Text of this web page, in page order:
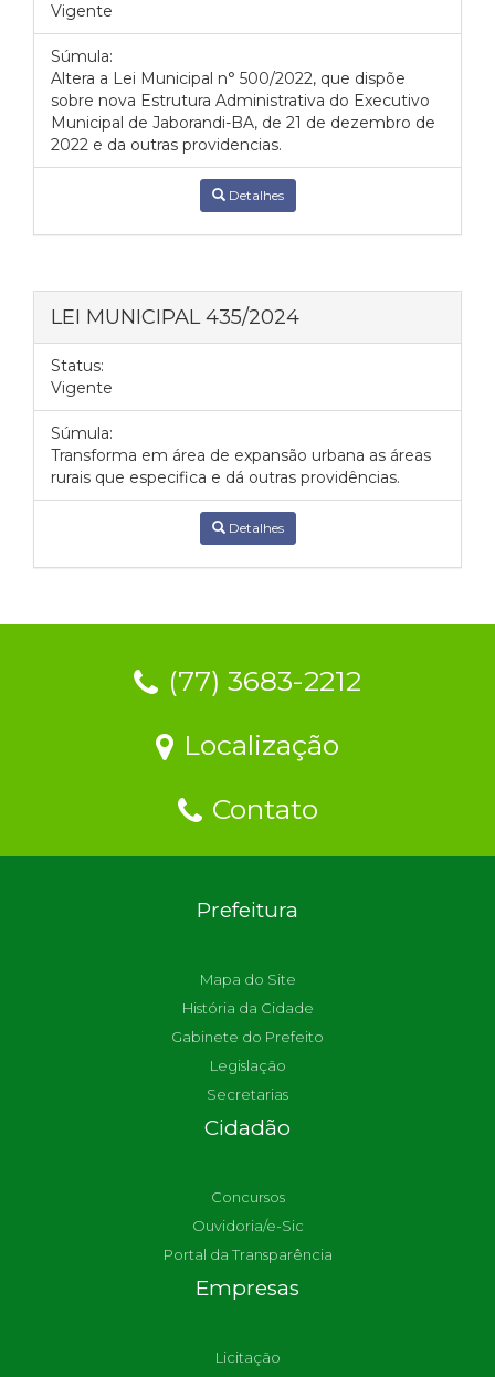
Vigente
Súmula:
Altera a Lei Municipal n° 500/2022, que dispõe
sobre nova Estrutura Administrativa do Executivo
Municipal de Jaborandi-BA, de 21 de dezembro de
2022 e da outras providencias.
Detalhes
LEI MUNICIPAL 435/2024
Status:
Vigente
Súmula:
Transforma em área de expansão urbana as áreas
rurais que especifica e dá outras providências.
Detalhes
(77) 3683-2212
Localização
Contato
Prefeitura
Mapa do Site
História da Cidade
Gabinete do Prefeito
Legislação
Secretarias
Cidadão
Concursos
Ouvidoria/e-Sic
Portal da Transparência
Empresas
Licitação